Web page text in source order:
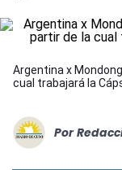
Argentina x
cual trabajará la
Por